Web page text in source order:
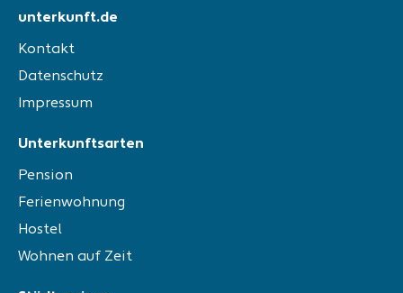
unterkunft.de
Kontakt
Datenschutz
Impressum
Unterkunftsarten
Pension
Ferienwohnung
Hostel
Wohnen auf Zeit